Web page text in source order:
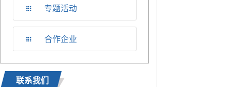
专题活动
合作企业
联系我们